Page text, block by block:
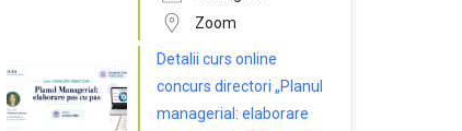
Zoom
Detalii curs online
concurs directori „Planul
managerial: elaborare